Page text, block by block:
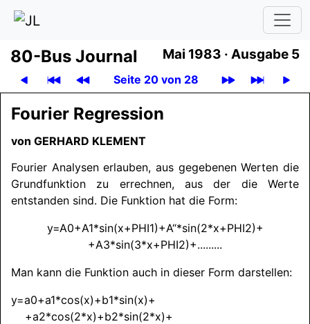
80-Bus Journal Mai 1983 · Ausgabe 5
Seite 20 von 28
Fourier Regression
von GERHARD KLEMENT
Fourier Analysen erlauben, aus gegebenen Werten die
Grundfunktion zu errechnen, aus der die Werte
entstanden sind. Die Funktion hat die Form:
y=A0+A1*sin(x+PHI1)+A“*sin(2*x+PHI2)+
+A3*sin(3*x+PHI2)+.........
Man kann die Funktion auch in dieser Form darstellen:
y=a0+a1*cos(x)+b1*sin(x)+
+a2*cos(2*x)+b2*sin(2*x)+